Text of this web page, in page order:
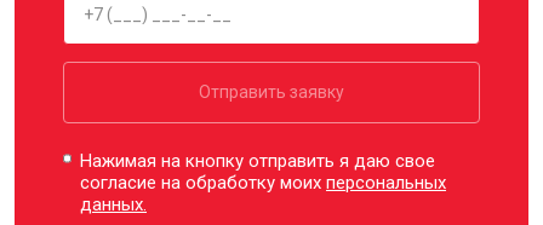
Отправить заявку
Нажимая на кнопку отправить я даю свое
согласие на обработку моихперсональных
данных.